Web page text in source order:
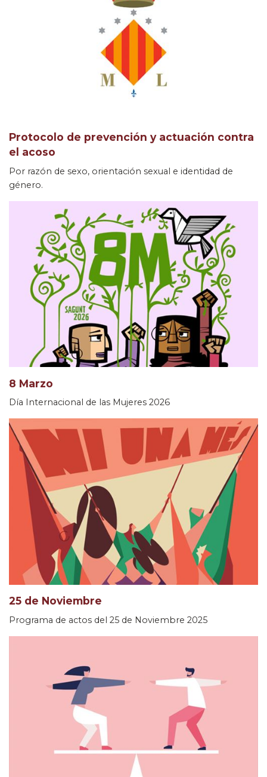
Protocolo de prevención y actuación contra
el acoso
Por razón de sexo, orientación sexual e identidad de
género.
8 Marzo
Día Internacional de las Mujeres 2026
25 de Noviembre
Programa de actos del 25 de Noviembre 2025